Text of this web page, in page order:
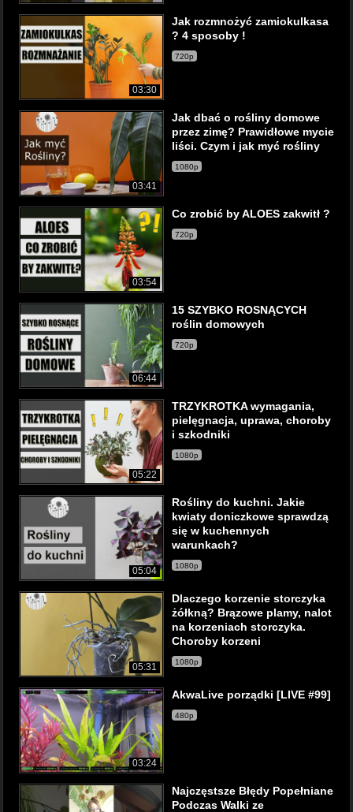
03:30
Jak rozmnożyć zamiokulkasa
? 4 sposoby !
720p
03:41
Jak dbać o rośliny domowe
przez zimę? Prawidłowe mycie
liści. Czym i jak myć rośliny
1080p
03:54
Co zrobić by ALOES zakwitł ?
720p
06:44
15 SZYBKO ROSNĄCYCH
roślin domowych
720p
05:22
TRZYKROTKA wymagania,
pielęgnacja, uprawa, choroby
i szkodniki
1080p
05:04
Rośliny do kuchni. Jakie
kwiaty doniczkowe sprawdzą
się w kuchennych
warunkach?
1080p
05:31
Dlaczego korzenie storczyka
żółkną? Brązowe plamy, nalot
na korzeniach storczyka.
Choroby korzeni
1080p
03:24
AkwaLive porządki [LIVE #99]
480p
Najczęstsze Błędy Popełniane
Podczas Walki ze